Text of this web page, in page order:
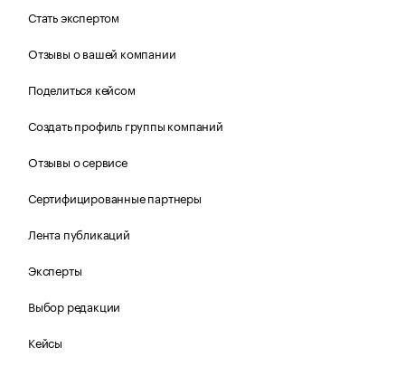
Стать экспертом
Отзывы о вашей компании
Поделиться кейсом
Создать профиль группы компаний
Отзывы о сервисе
Сертифицированные партнеры
Лента публикаций
Эксперты
Выбор редакции
Кейсы